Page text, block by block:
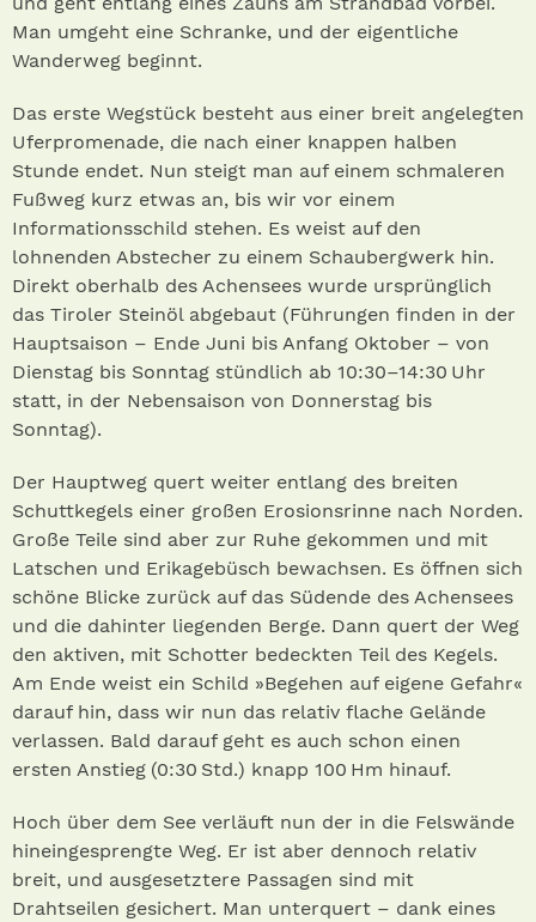
Man umgeht eine Schranke, und der eigentliche
Wanderweg beginnt.
Das erste Wegstück besteht aus einer breit angelegten
Uferpromenade, die nach einer knappen halben
Stunde endet. Nun steigt man auf einem schma­leren
Fußweg kurz etwas an, bis wir vor einem
Informationsschild stehen. Es weist auf den
lohnenden Abstecher zu einem Schaubergwerk hin.
Direkt oberhalb des Achensees wurde ursprünglich
das Tiroler Steinöl abgebaut (Führungen finden in der
Hauptsaison – Ende Juni bis Anfang Oktober – von
Dienstag bis Sonntag stündlich ab 10:30–14:30 Uhr
statt, in der Nebensaison von Donnerstag bis
Sonntag).
Der Hauptweg quert weiter entlang des breiten
Schuttkegels einer großen Erosionsrinne nach Norden.
Große Teile sind aber zur Ruhe gekommen und mit
Latschen und Erikagebüsch bewachsen. Es öffnen sich
schöne Blicke zurück auf das Südende des Achensees
und die dahinter liegenden Berge. Dann quert der Weg
den aktiven, mit Schotter bedeckten Teil des Kegels.
Am Ende weist ein Schild »Begehen auf eigene Gefahr«
darauf hin, dass wir nun das relativ flache Gelände
verlassen. Bald darauf geht es auch schon einen
ersten Anstieg (0:30 Std.) knapp 100 Hm hinauf.
Hoch über dem See verläuft nun der in die Felswände
hineingesprengte Weg. Er ist aber dennoch relativ
breit, und ausgesetztere Passagen sind mit
Drahtseilen gesichert. Man unterquert – dank eines